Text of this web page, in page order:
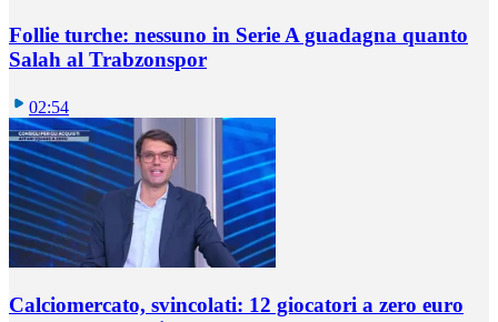
Follie turche: nessuno in Serie A guadagna quanto
Salah al Trabzonspor
02:54
Calciomercato, svincolati: 12 giocatori a zero euro